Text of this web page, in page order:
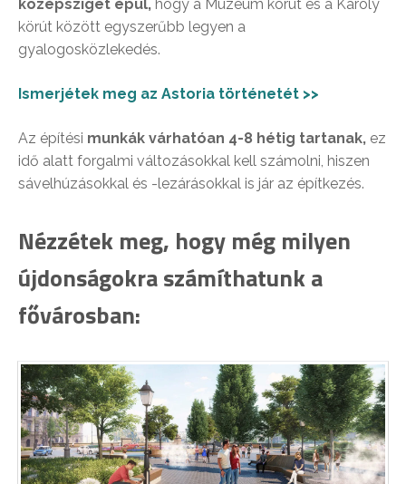
középsziget épül, hogy a Múzeum körút és a Károly
körút között egyszerűbb legyen a
gyalogosközlekedés.
Ismerjétek meg az Astoria történetét >>
Az építési munkák várhatóan 4-8 hétig tartanak, ez
idő alatt forgalmi változásokkal kell számolni, hiszen
sávelhúzásokkal és -lezárásokkal is jár az építkezés.
Nézzétek meg, hogy még milyen
újdonságokra számíthatunk a
fővárosban: